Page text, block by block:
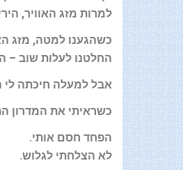
למרות מזג האוויר,
כשהגענו למטה, מזג
החלטנו לעלות שוב –
אבל למעלה חיכתה
כשראיתי את המדרון
הפחד חסם אותי.
לא הצלחתי לגלוש.